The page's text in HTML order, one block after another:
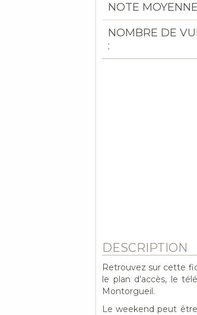
NOTE
NOMBRE DE
:
DESCRIPTION
Retrouvez sur cette
le plan d’accès, le
Montorgueil.
Le weekend peut être